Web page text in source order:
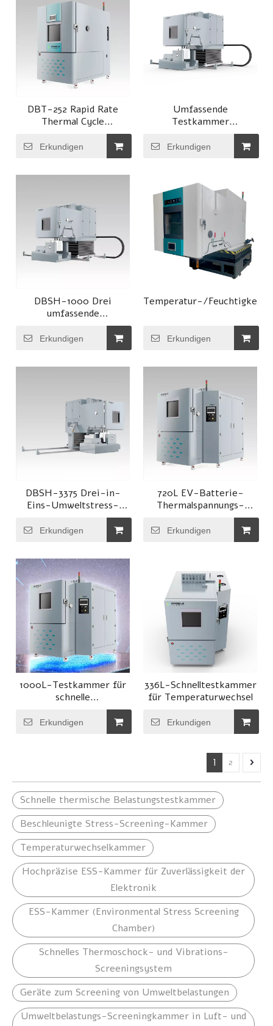
DBT-252 Rapid Rate
Thermal Cycle
Erkundigen
Umfassende
Testkammer
Temperatur-Feuchte-
Erkundigen
DBSH-1000 Drei
umfassende
Umwelttestkammer
Erkundigen
Temperatur-/
Erkundigen
DBSH-3375 Drei-in-
Eins-Umweltstress-
Screening-Kammer
Erkundigen
720L EV-Batterie-
Thermalspannungs-
Screening-Kammer
Erkundigen
1000L-Testkammer für
schnelle
Temperaturwechsel
Erkundigen
336L-Schnelltestkammer
für Temperaturwechsel
Erkundigen
1 2
Schnelle thermische Belastungstestkammer
Beschleunigte Stress-Screening-Kammer
Temperaturwechselkammer
Hochpräzise ESS-Kammer für Zuverlässigkeit der
Elektronik
ESS-Kammer (Environmental Stress Screening
Chamber)
Schnelles Thermoschock- und Vibrations-
Screeningsystem
Geräte zum Screening von Umweltbelastungen
Umweltbelastungs-Screeningkammer in Luft- und